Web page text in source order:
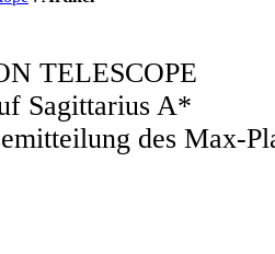
TELESCOPE
Sagittarius A*
des Max-